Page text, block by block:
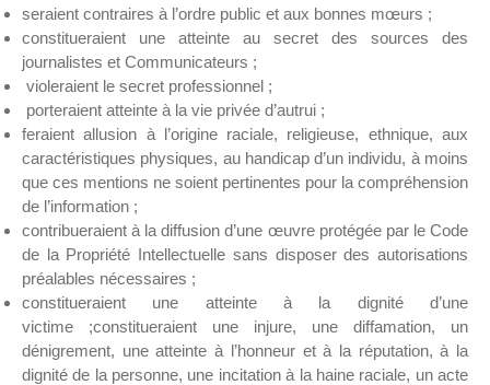
seraient contraires à l’ordre public et aux bonnes mœurs ;
constitueraient une atteinte au secret des sources des
journalistes et Communicateurs ;
violeraient le secret professionnel ;
porteraient atteinte à la vie privée d’autrui ;
feraient allusion à l’origine raciale, religieuse, ethnique, aux
caractéristiques physiques, au handicap d’un individu, à moins
que ces mentions ne soient pertinentes pour la compréhension
de l’information ;
contribueraient à la diffusion d’une œuvre protégée par le Code
de la Propriété Intellectuelle sans disposer des autorisations
préalables nécessaires ;
constitueraient une atteinte à la dignité d’une
victime ;constitueraient une injure, une diffamation, un
dénigrement, une atteinte à l’honneur et à la réputation, à la
dignité de la personne, une incitation à la haine raciale, un acte